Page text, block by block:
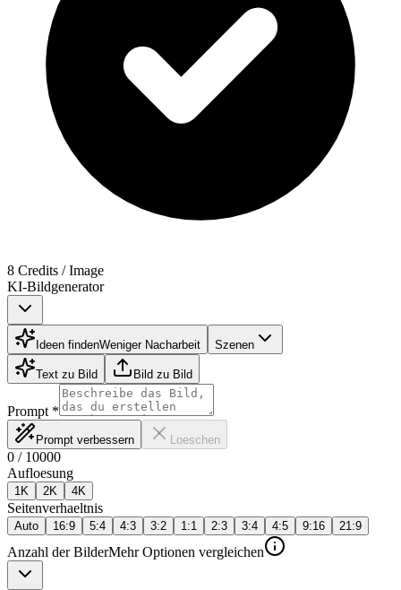
8 Credits / Image
KI-Bildgenerator
Ideen findenWeniger Nacharbeit Szenen
Text zu Bild Bild zu Bild
Prompt *
Prompt verbessern Loeschen
0 / 10000
Aufloesung
1K 2K 4K
Seitenverhaeltnis
Auto 16:9 5:4 4:3 3:2 1:1 2:3 3:4 4:5 9:16 21:9
Anzahl der BilderMehr Optionen vergleichen